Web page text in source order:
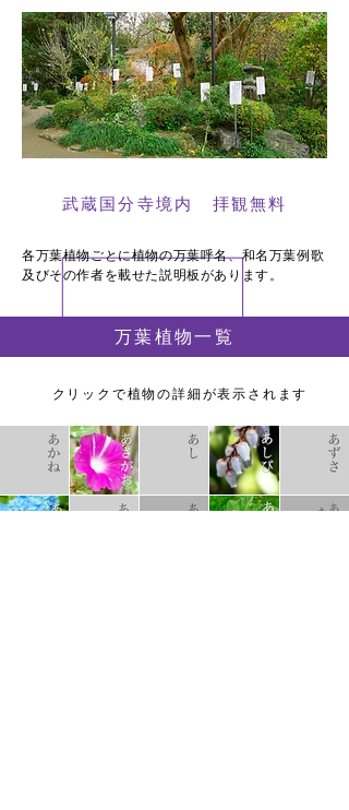
武蔵国分寺境内 拝観無料
各万葉植物ごとに植物の万葉呼名、和名万葉例歌
及びその作者を載せた説明板があります。
万葉植物一覧
クリックで植物の詳細が表示されます